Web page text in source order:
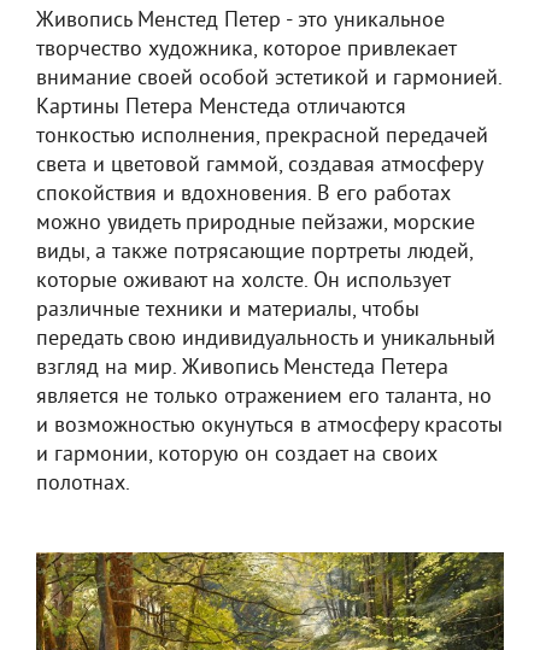
Живопись Менстед Петер - это уникальное
творчество художника, которое привлекает
внимание своей особой эстетикой и гармонией.
Картины Петера Менстеда отличаются
тонкостью исполнения, прекрасной передачей
света и цветовой гаммой, создавая атмосферу
спокойствия и вдохновения. В его работах
можно увидеть природные пейзажи, морские
виды, а также потрясающие портреты людей,
которые оживают на холсте. Он использует
различные техники и материалы, чтобы
передать свою индивидуальность и уникальный
взгляд на мир. Живопись Менстеда Петера
является не только отражением его таланта, но
и возможностью окунуться в атмосферу красоты
и гармонии, которую он создает на своих
полотнах.